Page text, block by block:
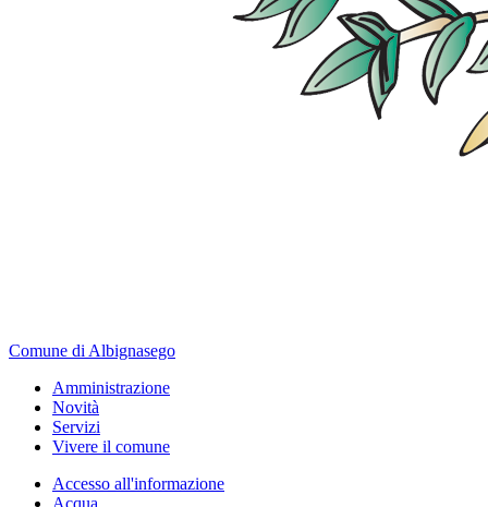
Comune di Albignasego
Amministrazione
Novità
Servizi
Vivere il comune
Accesso all'informazione
Acqua